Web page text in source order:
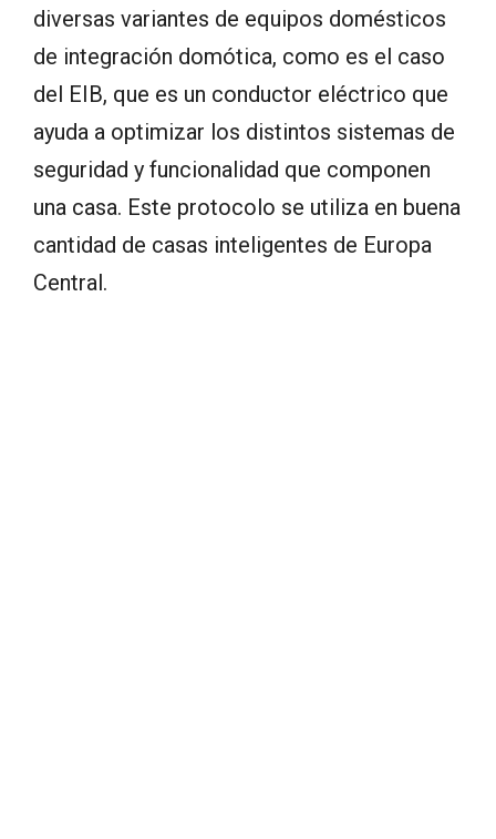
diversas variantes de equipos domésticos
de integración domótica, como es el caso
del EIB, que es un conductor eléctrico que
ayuda a optimizar los distintos sistemas de
seguridad y funcionalidad que componen
una casa. Este protocolo se utiliza en buena
cantidad de casas inteligentes de Europa
Central.